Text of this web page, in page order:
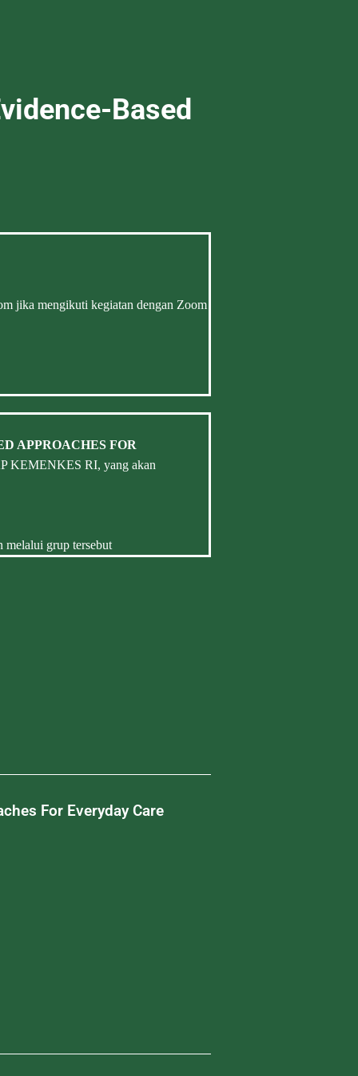
Based
jika mengikuti kegiatan dengan Zoom
APPROACHES FOR
KEMENKES RI, yang akan
melalui grup tersebut
For Everyday Care